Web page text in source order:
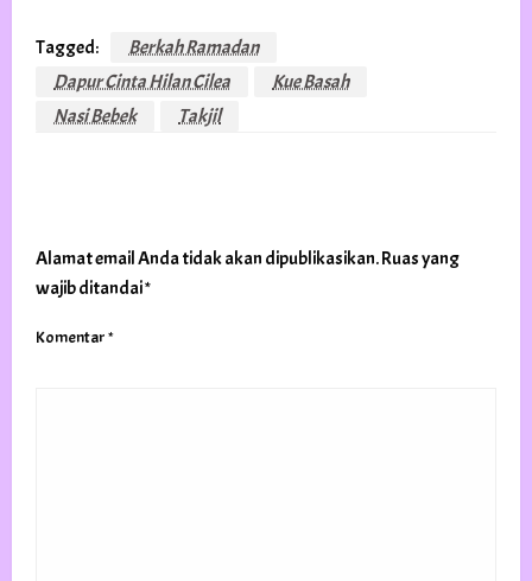
Tagged:
Berkah Ramadan
Dapur Cinta Hilan Cilea
Kue Basah
Nasi Bebek
Takjil
Alamat email Anda tidak akan dipublikasikan.Ruas yang
wajib ditandai*
Komentar*